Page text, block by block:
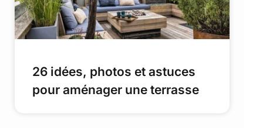
26 idées, photos et astuces
pour aménager une terrasse